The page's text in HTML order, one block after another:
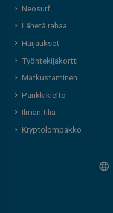
Neosurf
Lähetä rahaa
Huijaukset
Työntekijäkortti
Matkustaminen
Pankkikielto
Ilman tiliä
Kryptolompakko